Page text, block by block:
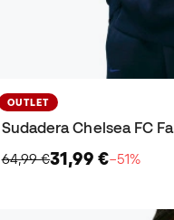
OUTLET
Sudadera Chelsea FC
64,99 €31,99 €−51%